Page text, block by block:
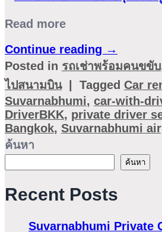
Read more
Continue reading →
Posted in รถเช่าพร้อมคนขขับ
ไปสนามบิน | Tagged Car
Suvarnabhumi, car-with-
DriverBKK, private driver
Bangkok, Suvarnabhumi
ค้นหา
ค้นหา
Recent Posts
Suvarnabhumi Private